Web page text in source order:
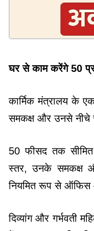
घर से काम करेंगे 50
कार्मिक मंत्रालय के
समकक्ष और उनसे नीचे
50 फीसद तक
स्तर, उनके समकक्ष
नियमित रूप से ऑफिस
दिव्यांग और गर्भवती